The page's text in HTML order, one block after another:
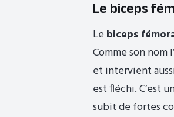
Le biceps
Le biceps
Comme son
et intervient
est fléchi. C’est
subit de fortes